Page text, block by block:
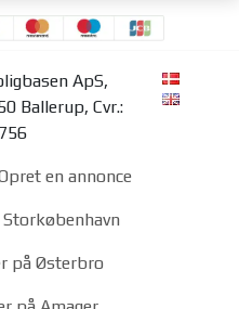
ApS,
Ballerup, Cvr.:
en annonce
på Østerbro